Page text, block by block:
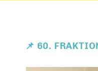
📌 60.